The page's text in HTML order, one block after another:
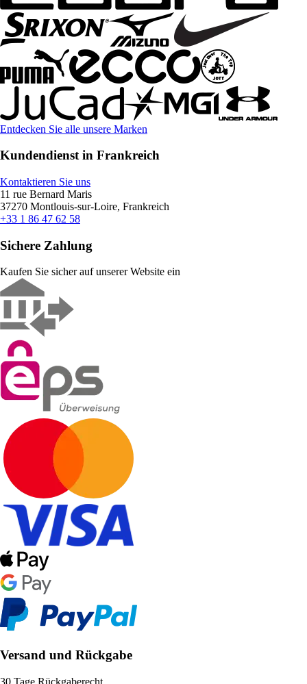
Entdecken Sie alle unsere Marken
Kundendienst in Frankreich
Kontaktieren Sie uns
11 rue Bernard Maris
37270 Montlouis-sur-Loire, Frankreich
+33 1 86 47 62 58
Sichere Zahlung
Kaufen Sie sicher auf unserer Website ein
Versand und Rückgabe
30 Tage Rückgaberecht